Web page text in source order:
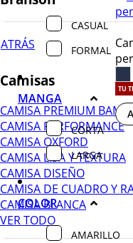
ATRÁS
Camisas
CAMISA PREMIUM
CAMISA PERFORMANCE
CAMISA OXFORD
CAMISA LISA Y TEXTURA
CAMISA DISEÑO
CAMISA DE CUADRO Y
CAMISA BLANCA
VER TODO
CASUAL
FORMAL
MANGA
CORTA
LARGA
COLOR
AMARILLO
TU